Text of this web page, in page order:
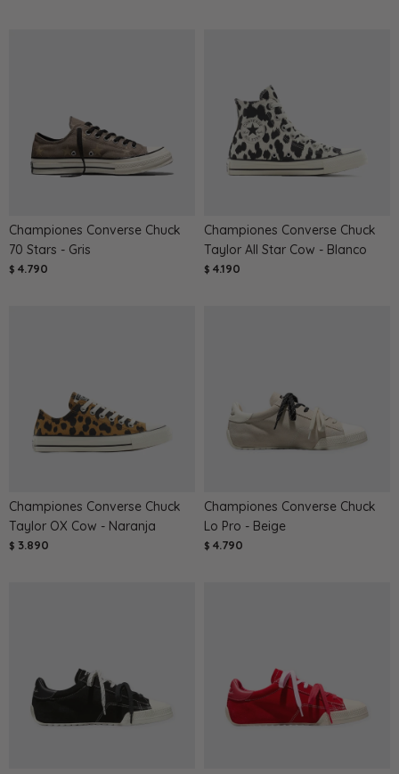
Championes Converse Chuck
70 Stars - Gris
$ 4.790
Championes Converse Chuck
Taylor All Star Cow - Blanco
$ 4.190
Championes Converse Chuck
Taylor OX Cow - Naranja
$ 3.890
Championes Converse Chuck
Lo Pro - Beige
$ 4.790